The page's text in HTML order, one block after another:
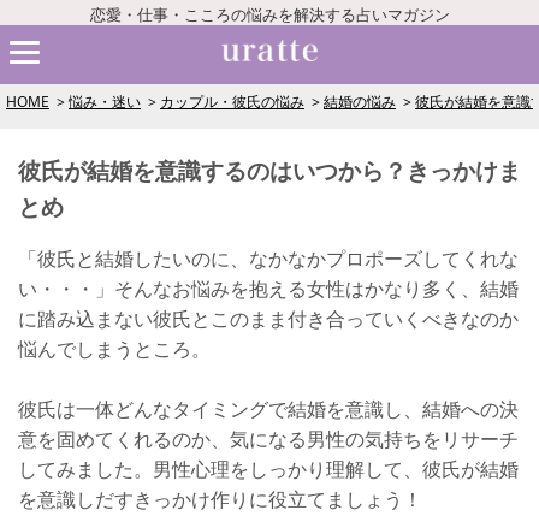
恋愛・仕事・こころの悩みを解決する占いマガジン
HOME 悩み・迷い カップル・彼氏の悩み 結婚の悩み 彼氏が結婚を意識
彼氏が結婚を意識するのはいつから？きっかけま
とめ
「彼氏と結婚したいのに、なかなかプロポーズしてくれな
い・・・」そんなお悩みを抱える女性はかなり多く、結婚
に踏み込まない彼氏とこのまま付き合っていくべきなのか
悩んでしまうところ。
彼氏は一体どんなタイミングで結婚を意識し、結婚への決
意を固めてくれるのか、気になる男性の気持ちをリサーチ
してみました。男性心理をしっかり理解して、彼氏が結婚
を意識しだすきっかけ作りに役立てましょう！